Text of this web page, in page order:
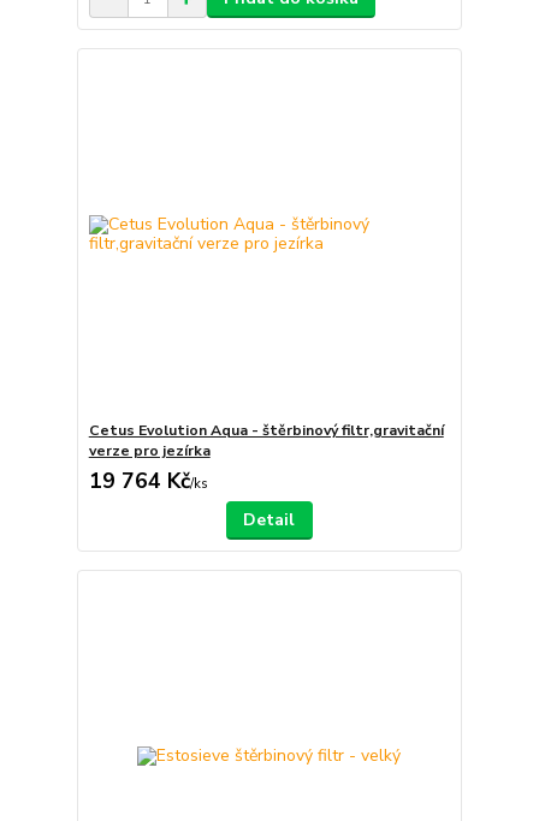
Cetus Evolution Aqua - štěrbinový filtr,gravitační
verze pro jezírka
19 764 Kč/ks
Detail